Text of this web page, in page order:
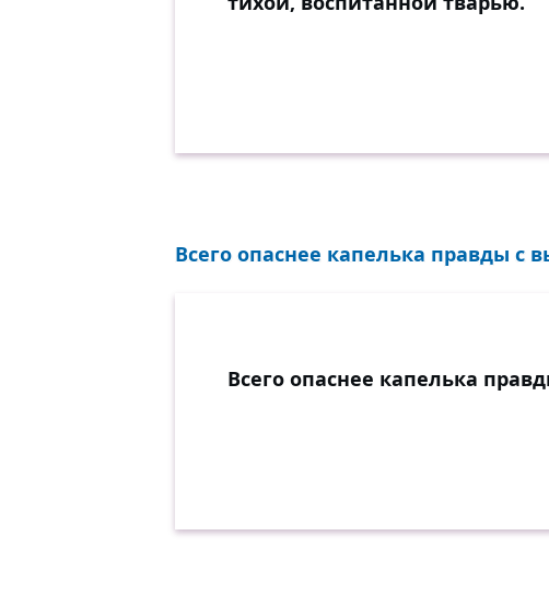
Всего опаснее капелька правды
Всего опаснее капелька